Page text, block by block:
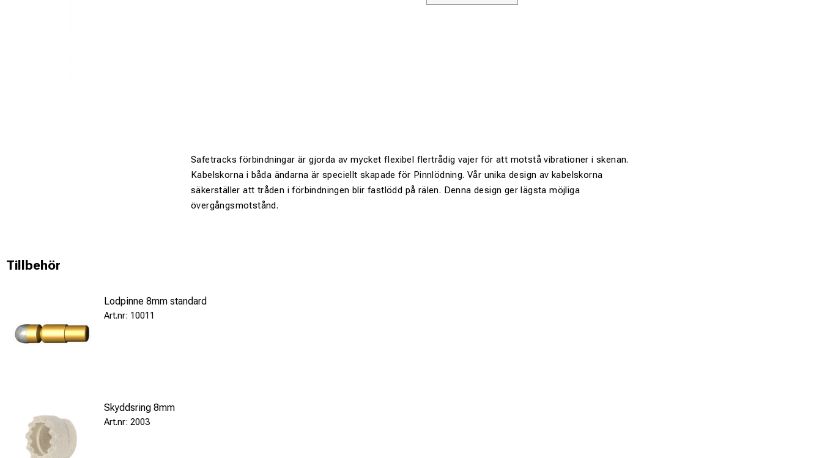
Safetracks förbindningar är gjorda av mycket flexibel flertrådig vajer för att motstå vibrationer i skenan.
Kabelskorna i båda ändarna är speciellt skapade för Pinnlödning. Vår unika design av kabelskorna
säkerställer att tråden i förbindningen blir fastlödd på rälen. Denna design ger lägsta möjliga
övergångsmotstånd.
Tillbehör
Lodpinne 8mm standard
10011
Skyddsring 8mm
2003